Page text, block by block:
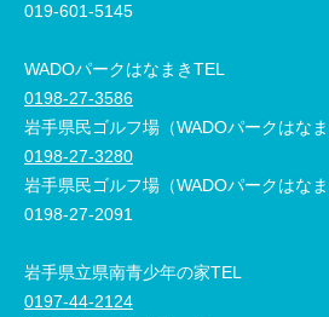
019-601-5145
WADOパークはなまきTEL
0198-27-3586
岩手県民ゴルフ場（WADOパークはな
0198-27-3280
岩手県民ゴルフ場（WADOパークはな
0198-27-2091
岩手県立県南青少年の家TEL
0197-44-2124